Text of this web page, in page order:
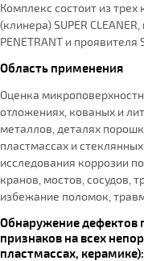
Комплекс состоит из
(клинера) SUPER
PENETRANT и проявителя
Область применения
Оценка
отложениях, кованых и
металлов, деталях
пластмассах и
исследования коррозии
кранов, мостов, сосудов,
избежание поломок,
Обнаружение дефектов
признаков на всех
пластмассах, керамике):